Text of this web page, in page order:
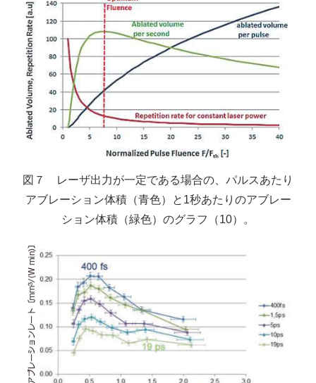
図７ レーザ出力が一定である場合の、パルスあたり
アブレーション体積（青色）と1秒あたりのアブレー
ション体積（緑色）のグラフ（10）。